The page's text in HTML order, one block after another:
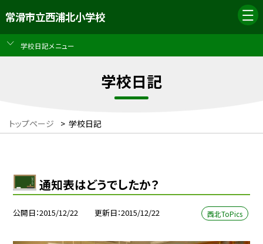
常滑市立西浦北小学校
学校日記メニュー
学校日記
トップページ > 学校日記
通知表はどうでしたか？
公開日 2015/12/22 更新日 2015/12/22 西北ToPics